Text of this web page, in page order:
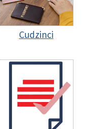
Cudzinci